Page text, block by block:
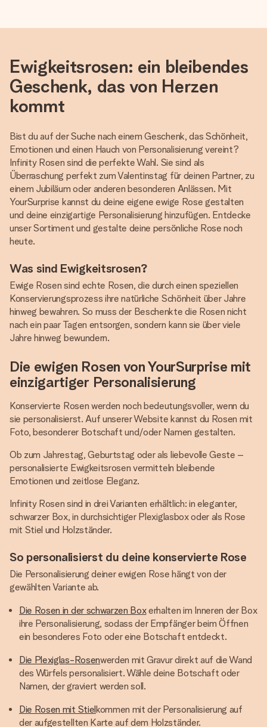
Ewigkeitsrosen: ein bleibendes
Geschenk, das von Herzen
kommt
Bist du auf der Suche nach einem Geschenk, das Schönheit,
Emotionen und einen Hauch von Personalisierung vereint?
Infinity Rosen sind die perfekte Wahl. Sie sind als
Überraschung perfekt zum Valentinstag für deinen Partner, zu
einem Jubiläum oder anderen besonderen Anlässen. Mit
YourSurprise kannst du deine eigene ewige Rose gestalten
und deine einzigartige Personalisierung hinzufügen. Entdecke
unser Sortiment und gestalte deine persönliche Rose noch
heute.
Was sind Ewigkeitsrosen?
Ewige Rosen sind echte Rosen, die durch einen speziellen
Konservierungsprozess ihre natürliche Schönheit über Jahre
hinweg bewahren. So muss der Beschenkte die Rosen nicht
nach ein paar Tagen entsorgen, sondern kann sie über viele
Jahre hinweg bewundern.
Die ewigen Rosen von YourSurprise mit
einzigartiger Personalisierung
Konservierte Rosen werden noch bedeutungsvoller, wenn du
sie personalisierst. Auf unserer Website kannst du Rosen mit
Foto, besonderer Botschaft und/oder Namen gestalten.
Ob zum Jahrestag, Geburtstag oder als liebevolle Geste –
personalisierte Ewigkeitsrosen vermitteln bleibende
Emotionen und zeitlose Eleganz.
Infinity Rosen sind in drei Varianten erhältlich: in eleganter,
schwarzer Box, in durchsichtiger Plexiglasbox oder als Rose
mit Stiel und Holzständer.
So personalisierst du deine konservierte Rose
Die Personalisierung deiner ewigen Rose hängt von der
gewählten Variante ab.
Die Rosen in der schwarzen Boxerhalten im Inneren der Box
ihre Personalisierung, sodass der Empfänger beim Öffnen
ein besonderes Foto oder eine Botschaft entdeckt.
Die Plexiglas-Rosenwerden mit Gravur direkt auf die Wand
des Würfels personalisiert. Wähle deine Botschaft oder
Namen, der graviert werden soll.
Die Rosen mit Stielkommen mit der Personalisierung auf
der aufgestellten Karte auf dem Holzständer.